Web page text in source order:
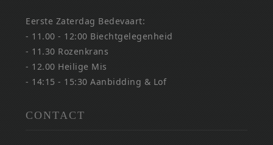
Eerste Zaterdag Bedevaart:
- 11.00 - 12:00 Biechtgelegenheid
- 11.30 Rozenkrans
- 12.00 Heilige Mis
- 14:15 - 15:30 Aanbidding & Lof
CONTACT